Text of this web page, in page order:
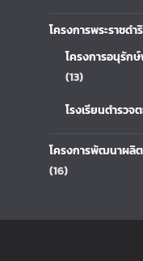
โครงการพระราชดำ
โครงการอนุรัก
(13)
โรงเรียนตำรวจ
โครงการพัฒนาผลิ
(16)